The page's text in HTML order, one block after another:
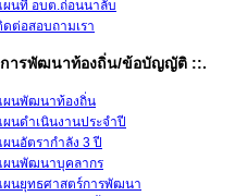
ผนที่ อบต.ถ่อนนาลับ
ดต่อสอบถามเรา
ารพัฒนาท้องถิ่น/ข้อบัญญัติ ::.
ผนพัฒนาท้องถิ่น
ผนดำเนินงานประจำปี
ผนอัตรากำลัง 3 ปี
ผนพัฒนาบุคลากร
ผนยุทธศาสตร์การพัฒนา